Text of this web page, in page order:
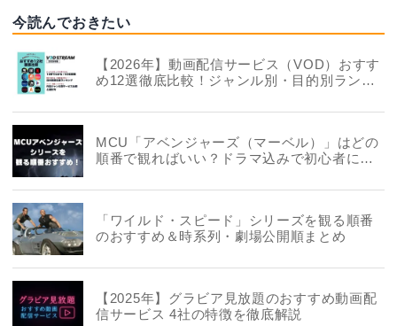
今読んでおきたい
【2026年】動画配信サービス（VOD）おすす
め12選徹底比較！ジャンル別・目的別ランキ
MCU「アベンジャーズ（マーベル）」はどの
順番で観ればいい？ドラマ込みで初心者にお
「ワイルド・スピード」シリーズを観る順番
のおすすめ＆時系列・劇場公開順まとめ
【2025年】グラビア見放題のおすすめ動画配
信サービス 4社の特徴を徹底解説